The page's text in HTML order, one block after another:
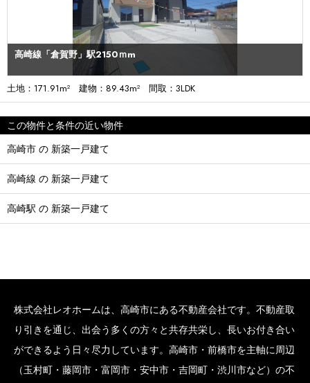
高崎線「倉賀野」駅2150ｍm
土地：171.91m² 建物：89.43m² 間取：3LDK
この物件と条件の近い物件
高崎市 の 新築一戸建て
高崎線 の 新築一戸建て
高崎駅 の 新築一戸建て
株式会社レオホームは、高崎市にある不動産会社です。不動産取
り引きを通じ、出会う多くの方々と共存共栄し、長いお付き合い
ができるよう日々尽力しています。高崎市・前橋市を主軸に周辺
（玉村町・藤岡市・富岡市・安中市・吉岡町・渋川市など）の不